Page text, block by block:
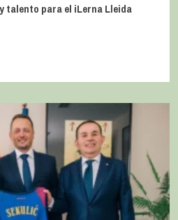
talento para el iLerna Lleida